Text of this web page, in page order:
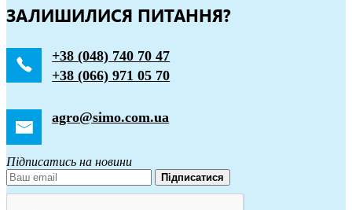
ЗАЛИШИЛИСЯ ПИТАННЯ?
+38 (048) 740 70 47
+38 (066) 971 05 70
agro@simo.com.ua
Підписатись на новини
Підписатися